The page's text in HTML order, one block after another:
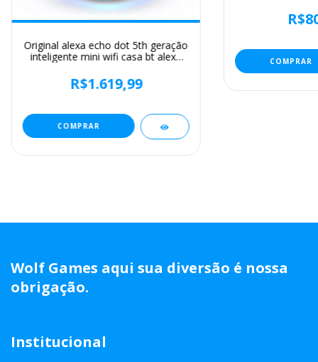
Original alexa echo dot 5th geração
inteligente mini wifi casa bt alexa
som assistente de voz e relógio
R$1.619,99
COMPRAR
Wolf Games aqui sua diversão é nossa
obrigação.
Institucional